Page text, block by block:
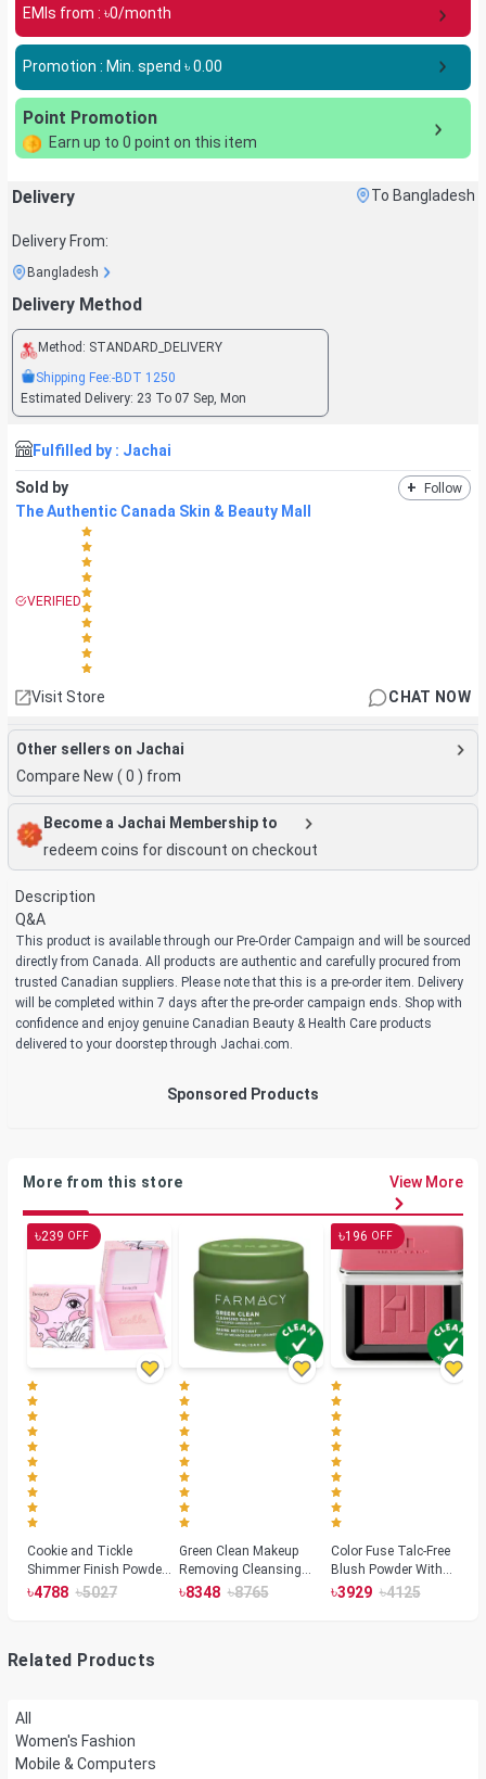
EMIs from : ৳0/month
Promotion : Min. spend ৳0.00
Point Promotion
Earn up to 0 point on this item
Delivery To Bangladesh
Delivery From:
Bangladesh
Delivery Method
Method: STANDARD_DELIVERY
Shipping Fee:-BDT 1250
Estimated Delivery: 23 To 07 Sep, Mon
Fulfilled by : Jachai
Sold by + Follow
The Authentic Canada Skin & Beauty Mall
VERIFIED
Visit Store CHAT NOW
Other sellers on Jachai
Compare New ( 0 ) from
Become a Jachai Membership to
redeem coins for discount on checkout
Description
Q&A
This product is available through our Pre-Order Campaign and will be sourced
directly from Canada. All products are authentic and carefully procured from
trusted Canadian suppliers. Please note that this is a pre-order item. Delivery
will be completed within 7 days after the pre-order campaign ends. Shop with
confidence and enjoy genuine Canadian Beauty & Health Care products
delivered to your doorstep through Jachai.com.
Sponsored Products
More from this store View More
৳239 OFF
Cookie and Tickle
Shimmer Finish Powder
Highlighters
৳4788 ৳5027
Green Clean Makeup
Removing Cleansing
Balm
৳8348 ৳8765
৳196 OFF
Color Fuse Talc-Free
Blush Powder With
Fermented Arnica
৳3929 ৳4125
Related Products
All
Women's Fashion
Mobile & Computers